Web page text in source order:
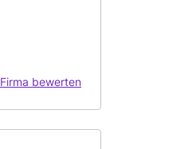
Firma bewerten